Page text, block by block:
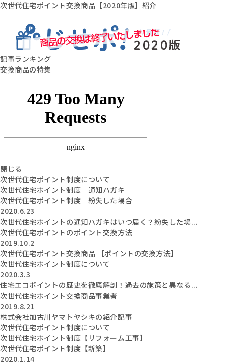
次世代住宅ポイント交換商品【2020年版】紹介
記事ランキング
交換商品の特集
閉じる
次世代住宅ポイント制度について
次世代住宅ポイント制度 通知ハガキ
次世代住宅ポイント制度 紛失した場合
2020.6.23
次世代住宅ポイントの通知ハガキはいつ届く？紛失した場...
次世代住宅ポイントのポイント交換方法
2019.10.2
次世代住宅ポイント交換商品 【ポイントの交換方法】
次世代住宅ポイント制度について
2020.3.3
住宅エコポイントの歴史を徹底解剖！過去の施策と異なる...
次世代住宅ポイント交換商品事業者
2019.8.21
株式会社加古川ヤマトヤシキの紹介記事
次世代住宅ポイント制度について
次世代住宅ポイント制度【リフォーム工事】
次世代住宅ポイント制度【新築】
2020.1.14